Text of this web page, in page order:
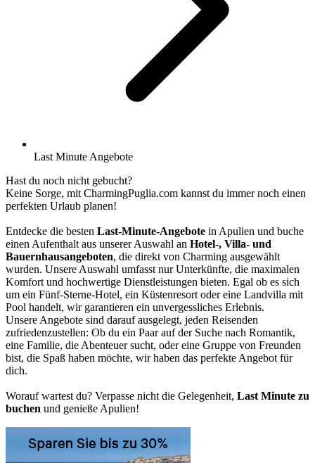
Last Minute Angebote
Hast du noch nicht gebucht?
Keine Sorge, mit CharmingPuglia.com kannst du immer noch einen
perfekten Urlaub planen!
Entdecke die besten Last-Minute-Angebote in Apulien und buche
einen Aufenthalt aus unserer Auswahl an Hotel-, Villa- und
Bauernhausangeboten, die direkt von Charming ausgewählt
wurden. Unsere Auswahl umfasst nur Unterkünfte, die maximalen
Komfort und hochwertige Dienstleistungen bieten. Egal ob es sich
um ein Fünf-Sterne-Hotel, ein Küstenresort oder eine Landvilla mit
Pool handelt, wir garantieren ein unvergessliches Erlebnis.
Unsere Angebote sind darauf ausgelegt, jeden Reisenden
zufriedenzustellen: Ob du ein Paar auf der Suche nach Romantik,
eine Familie, die Abenteuer sucht, oder eine Gruppe von Freunden
bist, die Spaß haben möchte, wir haben das perfekte Angebot für
dich.
Worauf wartest du? Verpasse nicht die Gelegenheit, Last Minute zu
buchen und genieße Apulien!